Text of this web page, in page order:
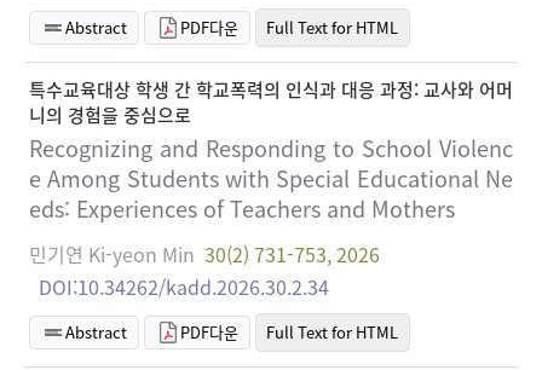
Abstract PDF다운 Full Text for HTML
특수교육대상 학생 간 학교폭력의 인식과 대응 과정: 교사와 어머
니의 경험을 중심으로
Recognizing and Responding to School Violenc
e Among Students with Special Educational Ne
eds: Experiences of Teachers and Mothers
민기연 Ki-yeon Min 30(2) 731-753, 2026
DOI:10.34262/kadd.2026.30.2.34
Abstract PDF다운 Full Text for HTML